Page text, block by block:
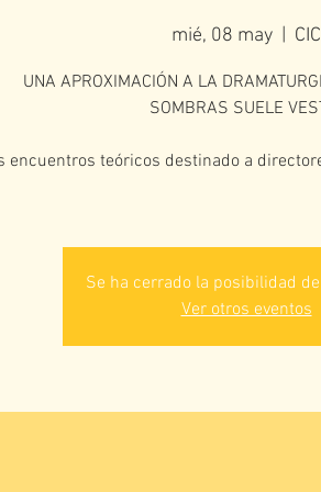
mié, 08 may CIC
UNA APROXIMACIÓN A LA
SOMBRAS SUELE
encuentros teóricos destinado a
Se ha cerrado la posibilidad
Ver otros eventos